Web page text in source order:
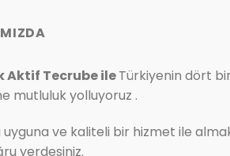
Aktif Tecrube ileTürkiyenin dört bir
mutluluk yolluyoruz .
uyguna ve kaliteli bir hizmet ile
yerdesiniz.